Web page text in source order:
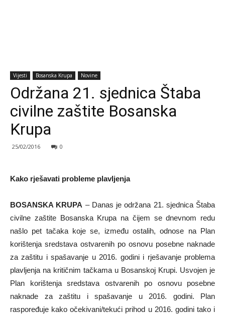
Vijesti Bosanska Krupa Novine
Održana 21. sjednica Štaba
civilne zaštite Bosanska
Krupa
25/02/2016 0
Kako rješavati probleme plavljenja
BOSANSKA KRUPA – Danas je održana 21. sjednica Štaba
civilne zaštite Bosanska Krupa na čijem se dnevnom redu
našlo pet tačaka koje se, između ostalih, odnose na Plan
korištenja sredstava ostvarenih po osnovu posebne naknade
za zaštitu i spašavanje u 2016. godini i rješavanje problema
plavljenja na kritičnim tačkama u Bosanskoj Krupi. Usvojen je
Plan korištenja sredstava ostvarenih po osnovu posebne
naknade za zaštitu i spašavanje u 2016. godini. Plan
raspoređuje kako očekivani/tekući prihod u 2016. godini tako i